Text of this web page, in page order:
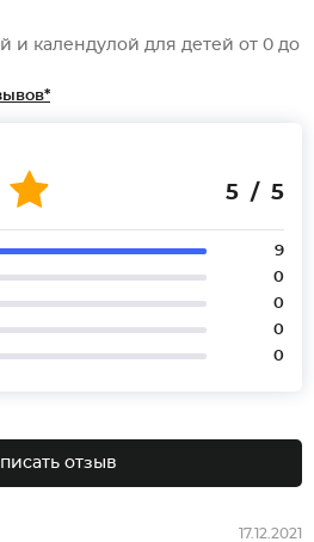
и календулой для детей от 0 до
5 / 5
9
0
0
0
0
отзыв
17.12.2021